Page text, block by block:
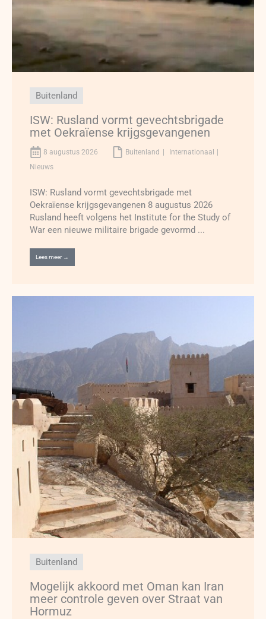
Buitenland
ISW: Rusland vormt gevechtsbrigade
met Oekraïense krijgsgevangenen
8 augustus 2026 Buitenland
Internationaal
Nieuws
ISW: Rusland vormt gevechtsbrigade met
Oekraïense krijgsgevangenen 8 augustus 2026
Rusland heeft volgens het Institute for the Study of
War een nieuwe militaire brigade gevormd ...
Lees meer →
Buitenland
Mogelijk akkoord met Oman kan Iran
meer controle geven over Straat van
Hormuz